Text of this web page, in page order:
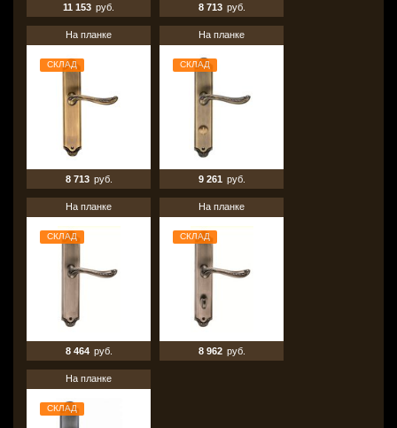
11 153 руб. 8 713 руб.
На планке
СКЛАД
8 713 руб.
На планке
СКЛАД
9 261 руб.
На планке
СКЛАД
8 464 руб.
На планке
СКЛАД
8 962 руб.
На планке
СКЛАД